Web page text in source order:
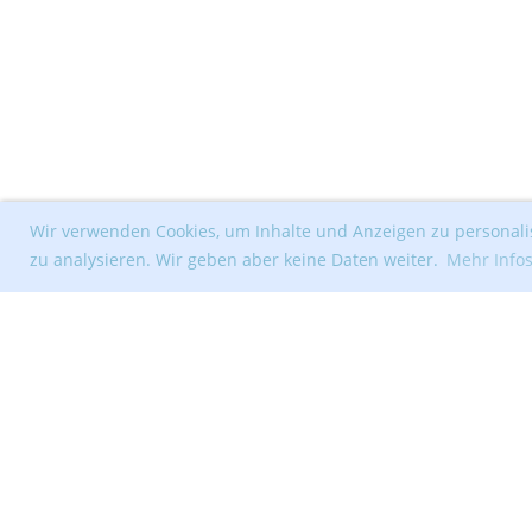
Wir verwenden Cookies, um Inhalte und Anzeigen zu
zu analysieren. Wir geben aber keine Daten weiter. Mehr Infos